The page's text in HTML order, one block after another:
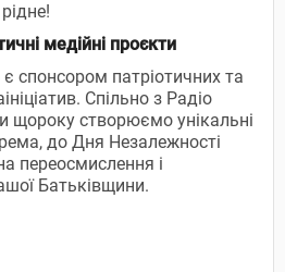
медійні проєкти
спонсором патріотичних та
Спільно з Радіо
щороку створюємо унікальні
до Дня Незалежності
переосмислення і
Батьківщини.